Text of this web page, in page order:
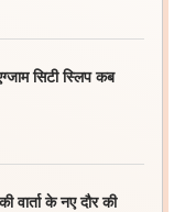
सिटी स्लिप कब
के नए दौर की